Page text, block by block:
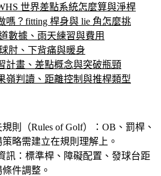
世界差點系統怎麼算與淨桿
嗎？fitting 桿身與 lie 角怎麼挑
數據、雨天練習與費用
肘、下背痛與暖身
計畫、差點概念與突破瓶頸
嶺判讀、距離控制與推桿類型
則（Rules of Golf）：OB、罰桿、
略需建立在規則理解上。
訊：標準桿、障礙配置、發球台距
件調整。